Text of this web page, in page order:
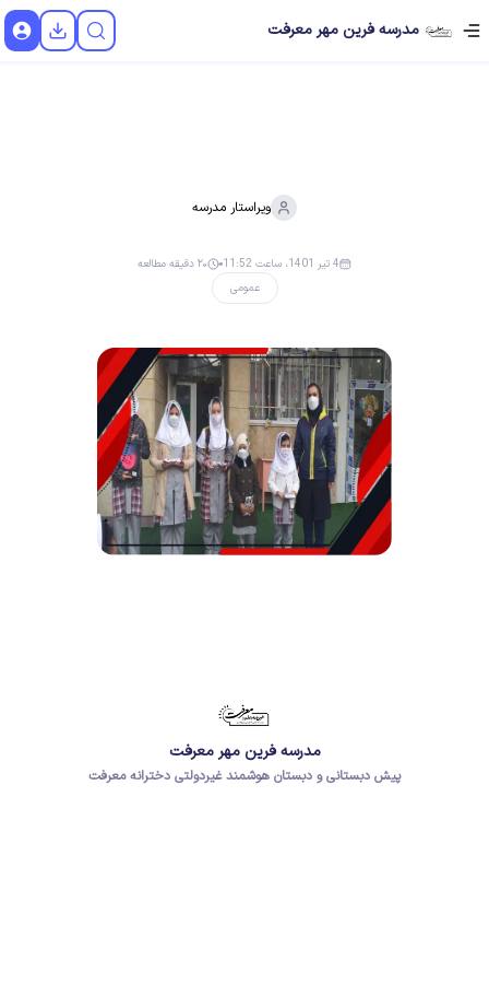
مدرسه فرین مهر معرفت
ویراستار مدرسه
عمومی
4 تیر 1401، ساعت 11:52 ۲۰ دقیقه مطالعه
مدرسه فرین مهر معرفت
پیش دبستانی و دبستان هوشمند غیردولتی دخترانه معرفت